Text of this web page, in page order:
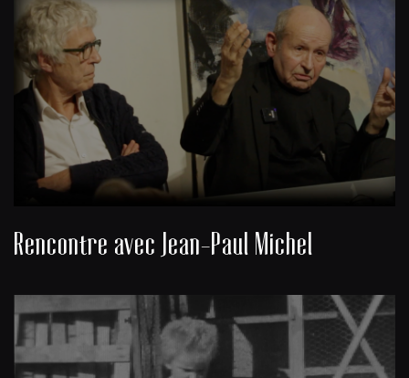
Rencontre avec Jean-Paul Michel